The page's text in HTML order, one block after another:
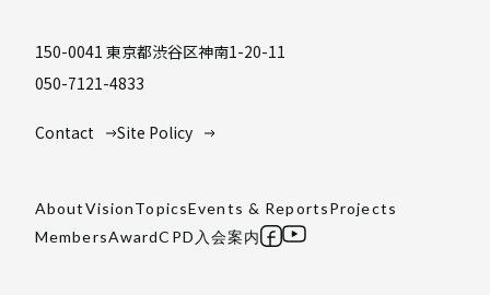
150-0041 東京都渋谷区神南1-20-11
050-7121-4833
Contact Site Policy
AboutVisionTopicsEvents & ReportsProjects
MembersAwardCPD 入会案内